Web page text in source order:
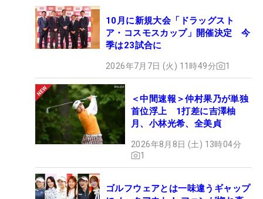
が出てきたから。自分の感性と、（その感性を）こ
ろすのと、いろいろミックスしたらどれがいいのか
な。みたいな」と、先週の取り組みが今週への布石
短いパターで打っているときは、長尺パターの「感
覚をだしたいとき」に行う一つの手段として取り入
れているという。最初は両手の間隔を近づけて握
り、そこから徐々に間隔を広げていくことで、フィ
ーリングを調整していく取り組みだ。
練習グリーンでは、オープンスタンスでボールを右
10月に新規大会「ドラッグスト
ア・コスモスカップ」開催決定 今
季は23試合に
2026年7月7日 (火) 11時49分 1
＜中間速報＞仲村果乃が単独
首位浮上 1打差に吉澤柚
月、小林光希、全美貞
2026年8月8日 (土) 13時04分
1
ゴルフウェアとは一味違うギャップ